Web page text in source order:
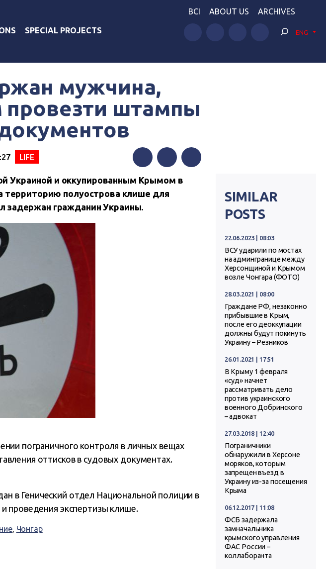
SPECIAL PROJECTS
BCI ABOUT US ARCHIVES
ENG
мужчина,
штампы
LIFE
FacebookTwitterTelegram
Украиной и оккупированным Крымом в
территорию полуострова клише для
задержан гражданин Украины.
пограничного контроля в личных вещах
оттисков в судовых документах.
в Генический отдел Национальной полиции в
проведения экспертизы клише.
, Чонгар
SIMILAR
POSTS
22.06.2023 | 08:03
ВСУ ударили по мостах
на админгранице между
Херсонщиной и Крымом
возле Чонгара (ФОТО)
28.03.2021 | 08:00
Граждане РФ, незаконно
прибывшие в Крым,
после его деоккупации
должны будут покинуть
Украину – Резников
26.01.2021 | 17:51
В Крыму 1 февраля
«суд» начнет
рассматривать дело
против украинского
военного Добринского
– адвокат
27.03.2018 | 12:40
Пограничники
обнаружили в Херсоне
моряков, которым
запрещен въезд в
Украину из-за посещения
Крыма
06.12.2017 | 11:08
ФСБ задержала
замначальника
крымского управления
ФАС России –
коллаборанта